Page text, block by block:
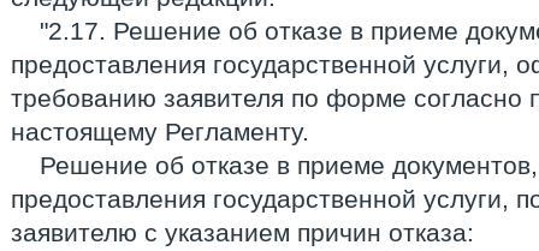
"2.17. Решение об отказе в приеме
предоставления государственной услуги,
требованию заявителя по форме согласно
настоящему Регламенту.
Решение об отказе в приеме
предоставления государственной услуги,
заявителю с указанием причин отказа: